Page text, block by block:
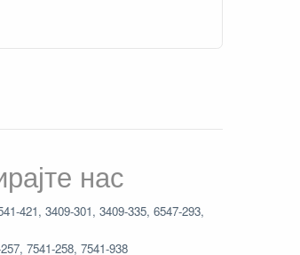
нас
421, 3409-301, 3409-335, 6547-293,
7541-258, 7541-938